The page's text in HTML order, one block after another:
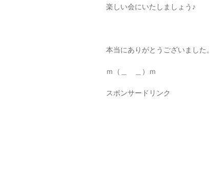
楽しい会にいたしましょう♪
本当にありがとうございました。
ｍ（＿ ＿）ｍ
スポンサードリンク